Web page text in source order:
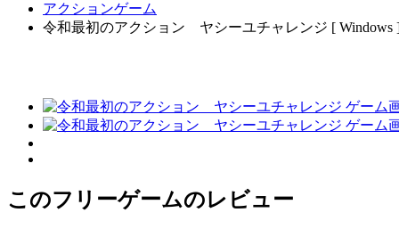
アクションゲーム
令和最初のアクション ヤシーユチャレンジ [ Windows
このフリーゲームのレビュー